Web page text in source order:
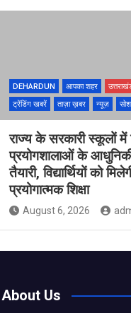
DEHARDUN आपका शहर
ट्रेंडिंग खबरें
ताज़ा ख़बर न्यूज़
राज्य के सरकारी स्कूलों में
प्रयोगशालाओं के
तैयारी, विद्यार्थियों को
प्रयोगात्मक शिक्षा
August 6, 2026
About Us